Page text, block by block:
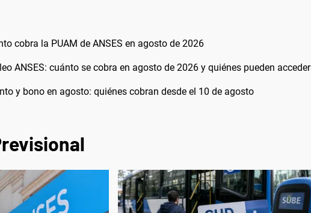
cobra la PUAM de ANSES en agosto de 2026
ANSES: cuánto se cobra en agosto de 2026 y quiénes pueden acceder
y bono en agosto: quiénes cobran desde el 10 de agosto